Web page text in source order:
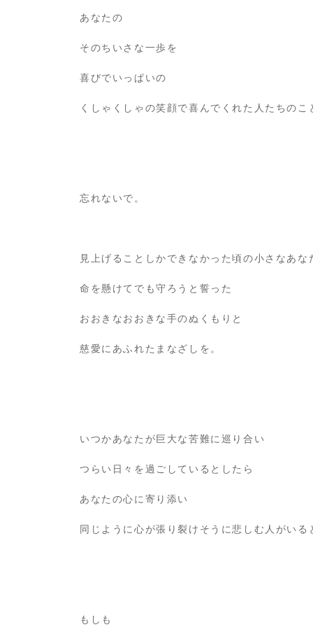
あなたの
そのちいさな一歩を
喜びでいっぱいの
くしゃくしゃの笑顔で喜んでくれた人たちのこ
忘れないで。
見上げることしかできなかった頃の小さなあな
命を懸けてでも守ろうと誓った
おおきなおおきな手のぬくもりと
慈愛にあふれたまなざしを。
いつかあなたが巨大な苦難に巡り合い
つらい日々を過ごしているとしたら
あなたの心に寄り添い
同じように心が張り裂けそうに悲しむ人がいる
もしも